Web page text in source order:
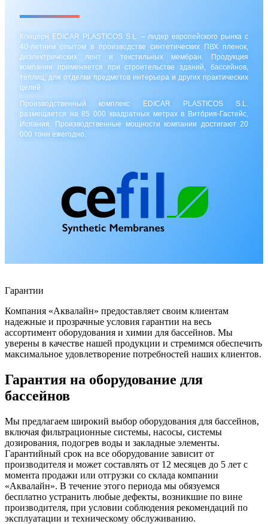
Концерн EDICAR PLASTICOS S.L. – лидер европейского рынка с
40-летним опытом в производстве синтетических ПВХ пленок,
диэлектрических лент и текстильных мембран. Продукция
компании применяется при строительстве зданий, бассейнов,
теплиц, для отделки предметов интерьера и других практических
целей.
Производственный комплекс EDICAR PLASTICOS S.L.
размещается на 85 000 квадратных метрах в Вито́рия-Гастейс,
Испания. Производственные мощности компании достигают 20
000 тонн ежегодно.
Гарантии
Компания «Аквалайн» предоставляет своим клиентам
надежные и прозрачные условия гарантии на весь
ассортимент оборудования и химии для бассейнов. Мы
уверены в качестве нашей продукции и стремимся обеспечить
максимальное удовлетворение потребностей наших клиентов.
Гарантия на оборудование для
бассейнов
Мы предлагаем широкий выбор оборудования для бассейнов,
включая фильтрационные системы, насосы, системы
дозирования, подогрев воды и закладные элементы.
Гарантийный срок на все оборудование зависит от
производителя и может составлять от 12 месяцев до 5 лет с
момента продажи или отгрузки со склада компании
«Аквалайн». В течение этого периода мы обязуемся
бесплатно устранить любые дефекты, возникшие по вине
производителя, при условии соблюдения рекомендаций по
эксплуатации и техническому обслуживанию.